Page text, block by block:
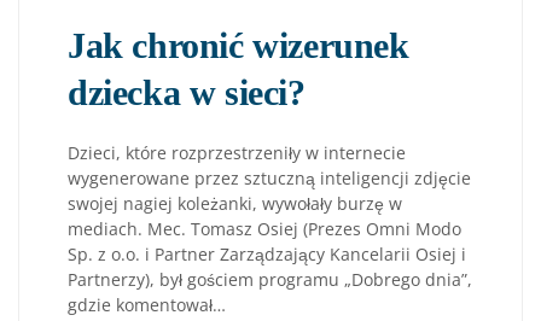
Jak chronić wizerunek
dziecka w sieci?
Dzieci, które rozprzestrzeniły w internecie
wygenerowane przez sztuczną inteligencji zdjęcie
swojej nagiej koleżanki, wywołały burzę w
mediach. Mec. Tomasz Osiej (Prezes Omni Modo
Sp. z o.o. i Partner Zarządzający Kancelarii Osiej i
Partnerzy), był gościem programu „Dobrego dnia”,
gdzie komentował…